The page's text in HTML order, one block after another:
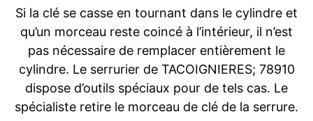
Si la clé se casse en tournant dans le cylindre et
qu’un morceau reste coincé à l’intérieur, il n’est
pas nécessaire de remplacer entièrement le
cylindre. Le serrurier de TACOIGNIERES; 78910
dispose d’outils spéciaux pour de tels cas. Le
spécialiste retire le morceau de clé de la serrure.